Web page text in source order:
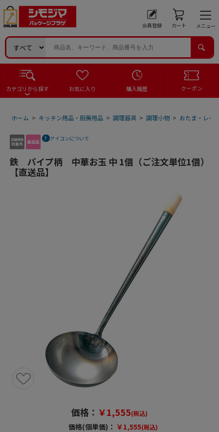
会員登録 カート メニュー
カテゴリから探す お気に入り 購入履歴 クーポン
ホーム > キッチン用品・厨房用品 > 調理器具 > 調理小物 > おたま・レー
アイコンについて
鉄 パイプ柄 中華お玉 中 1個（ご注文単位1個）
【直送品】
価格： ￥1,555(税込)
価格(個単価)： ￥1,555(税込)